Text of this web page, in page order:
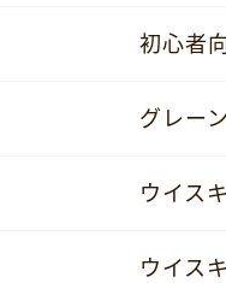
初心者
グレー
ウイス
ウイス